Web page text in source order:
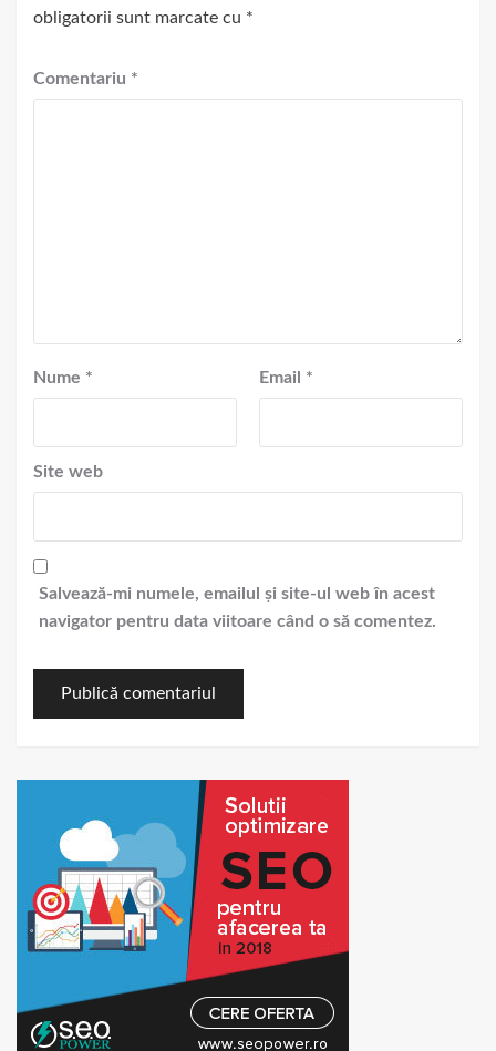
obligatorii sunt marcate cu *
Comentariu *
Nume * Email *
Site web
Salvează-mi numele, emailul și site-ul web în acest
navigator pentru data viitoare când o să comentez.